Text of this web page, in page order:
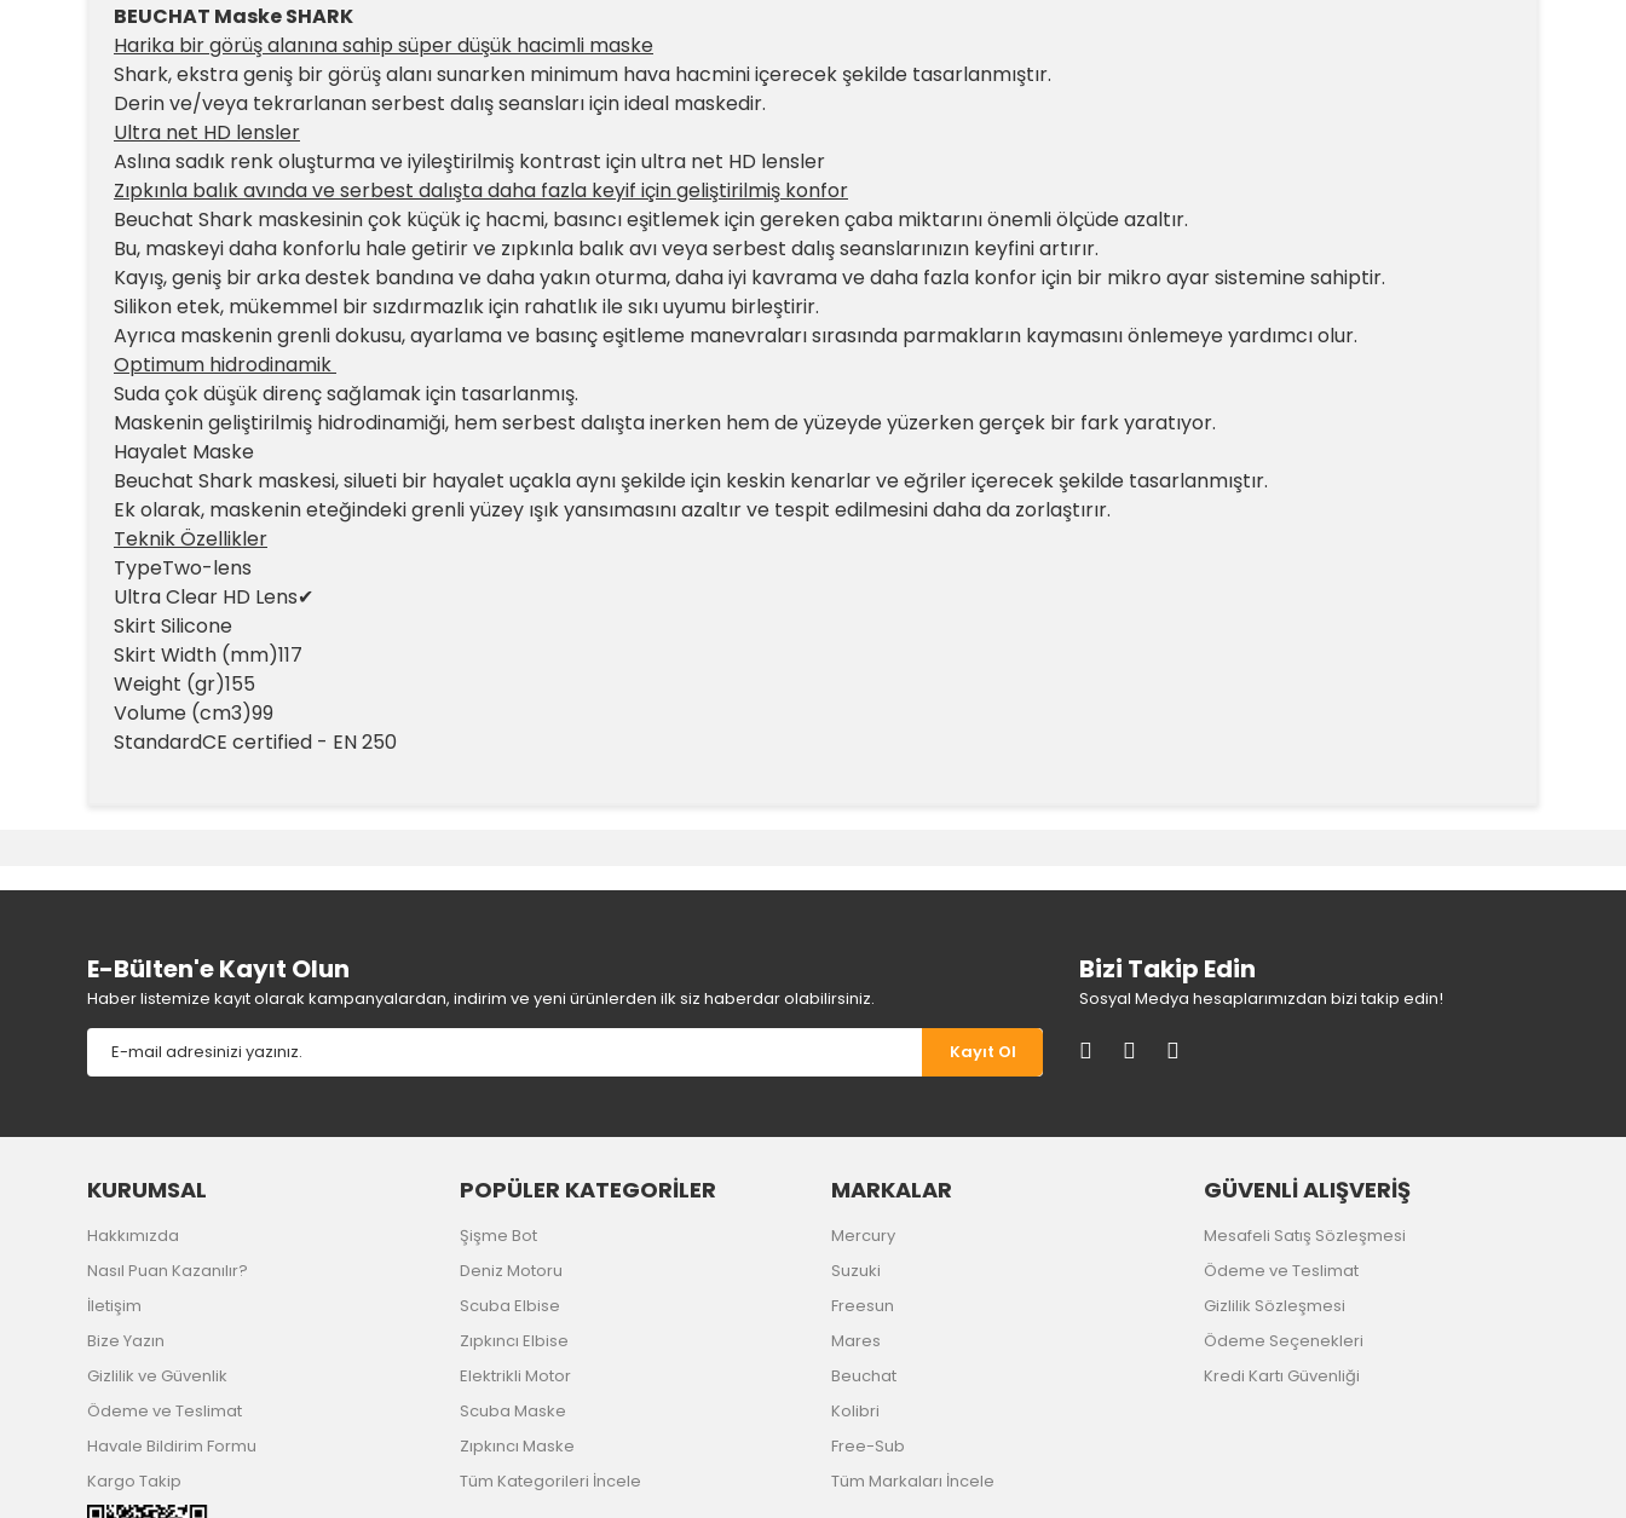
BEUCHAT Maske SHARK
Harika bir görüş alanına sahip süper düşük hacimli maske
Shark, ekstra geniş bir görüş alanı sunarken minimum hava hacmini içerecek şekilde tasarlanmıştır.
Derin ve/veya tekrarlanan serbest dalış seansları için ideal maskedir.
Ultra net HD lensler
Aslına sadık renk oluşturma ve iyileştirilmiş kontrast için ultra net HD lensler
Zıpkınla balık avında ve serbest dalışta daha fazla keyif için geliştirilmiş konfor
Beuchat Shark maskesinin çok küçük iç hacmi, basıncı eşitlemek için gereken çaba miktarını önemli ölçüde azaltır.
Bu, maskeyi daha konforlu hale getirir ve zıpkınla balık avı veya serbest dalış seanslarınızın keyfini artırır.
Kayış, geniş bir arka destek bandına ve daha yakın oturma, daha iyi kavrama ve daha fazla konfor için bir mikro ayar sistemine sahiptir.
Silikon etek, mükemmel bir sızdırmazlık için rahatlık ile sıkı uyumu birleştirir.
Ayrıca maskenin grenli dokusu, ayarlama ve basınç eşitleme manevraları sırasında parmakların kaymasını önlemeye yardımcı olur.
Optimum hidrodinamik
Suda çok düşük direnç sağlamak için tasarlanmış.
Maskenin geliştirilmiş hidrodinamiği, hem serbest dalışta inerken hem de yüzeyde yüzerken gerçek bir fark yaratıyor.
Hayalet Maske
Beuchat Shark maskesi, silueti bir hayalet uçakla aynı şekilde için keskin kenarlar ve eğriler içerecek şekilde tasarlanmıştır.
Ek olarak, maskenin eteğindeki grenli yüzey ışık yansımasını azaltır ve tespit edilmesini daha da zorlaştırır.
Teknik Özellikler
TypeTwo-lens
Ultra Clear HD Lens✔
Skirt Silicone
Skirt Width (mm)117
Weight (gr)155
Volume (cm3)99
StandardCE certified - EN 250
Ürün resmi kalitesiz, bozuk veya görüntülenemiyor.
Ürün bilgilerinde hatalar bulunuyor.
Ürün fiyatı diğer sitelerden daha pahalı.
Bu ürüne benzer farklı alternatifler olmalı.
Gönder
E-Bülten'e Kayıt Olun
Haber listemize kayıt olarak kampanyalardan, indirim ve yeni ürünlerden ilk siz haberdar olabilirsiniz.
Kayıt Ol
Bizi Takip Edin
Sosyal Medya hesaplarımızdan bizi takip edin!
KURUMSAL
Hakkımızda
Nasıl Puan Kazanılır?
İletişim
Bize Yazın
Gizlilik ve Güvenlik
Ödeme ve Teslimat
Havale Bildirim Formu
Kargo Takip
POPÜLER KATEGORİLER
Şişme Bot
Deniz Motoru
Scuba Elbise
Zıpkıncı Elbise
Elektrikli Motor
Scuba Maske
Zıpkıncı Maske
Tüm Kategorileri İncele
MARKALAR
Mercury
Suzuki
Freesun
Mares
Beuchat
Kolibri
Free-Sub
Tüm Markaları İncele
GÜVENLİ ALIŞVERİŞ
Mesafeli Satış Sözleşmesi
Ödeme ve Teslimat
Gizlilik Sözleşmesi
Ödeme Seçenekleri
Kredi Kartı Güvenliği